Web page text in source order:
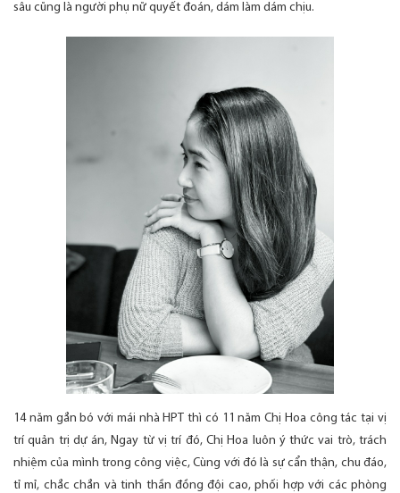
sâu cũng là người phụ nữ quyết đoán, dám làm dám chịu.
14 năm gắn bó với mái nhà HPT thì có 11 năm Chị Hoa công tác tại vị
trí quản trị dự án, Ngay từ vị trí đó, Chị Hoa luôn ý thức vai trò, trách
nhiệm của mình trong công việc, Cùng với đó là sự cẩn thận, chu đáo,
tỉ mỉ, chắc chắn và tinh thần đồng đội cao, phối hợp với các phòng